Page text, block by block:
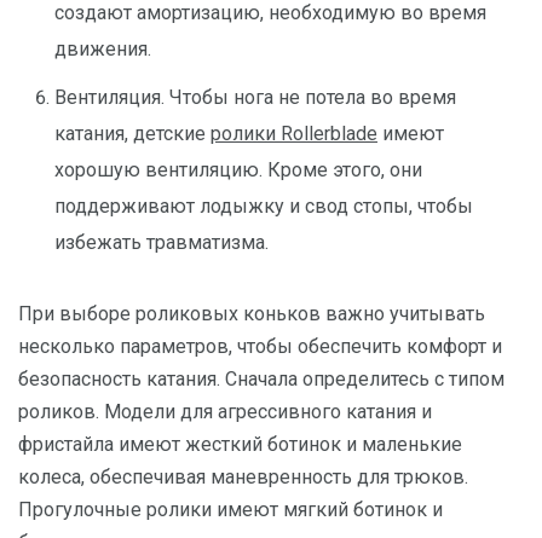
создают амортизацию, необходимую во время
движения.
Вентиляция. Чтобы нога не потела во время
катания, детские ролики Rollerblade имеют
хорошую вентиляцию. Кроме этого, они
поддерживают лодыжку и свод стопы, чтобы
избежать травматизма.
При выборе роликовых коньков важно учитывать
несколько параметров, чтобы обеспечить комфорт и
безопасность катания. Сначала определитесь с типом
роликов. Модели для агрессивного катания и
фристайла имеют жесткий ботинок и маленькие
колеса, обеспечивая маневренность для трюков.
Прогулочные ролики имеют мягкий ботинок и